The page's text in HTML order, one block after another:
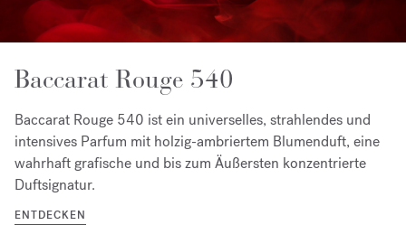
Baccarat Rouge 540
Baccarat Rouge 540 ist ein universelles, strahlendes und
intensives Parfum mit holzig-ambriertem Blumenduft, eine
wahrhaft grafische und bis zum Äußersten konzentrierte
Duftsignatur.
ENTDECKEN